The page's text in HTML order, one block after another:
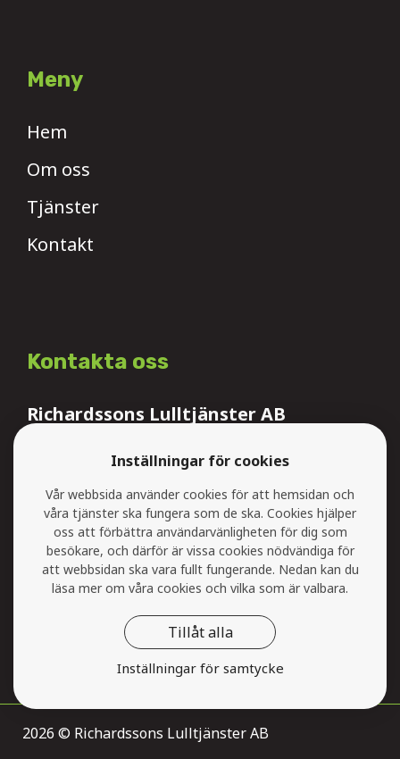
Meny
Hem
Om oss
Tjänster
Kontakt
Kontakta oss
Richardssons Lulltjänster AB
Hunnestad Öster 61
0760-30 20 71
richardssonab@gmail.com
2026 © Richardssons Lulltjänster AB
Inställningar för cookies
Vår webbsida använder cookies för att hemsidan och
våra tjänster ska fungera som de ska. Cookies hjälper
oss att förbättra användarvänligheten för dig som
besökare, och därför är vissa cookies nödvändiga för
att webbsidan ska vara fullt fungerande. Nedan kan du
läsa mer om våra cookies och vilka som är valbara.
Tillåt alla
Inställningar för samtycke